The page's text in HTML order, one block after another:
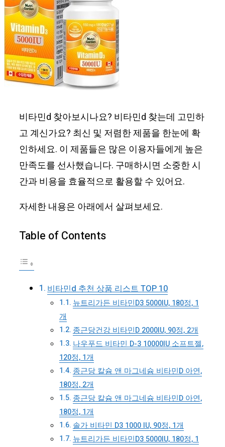
비타민d 찾아보시나요? 비타민d 찾는데 고민하
고 계신가요? 최신 및 저렴한 제품을 한눈에 확
인하세요. 이 제품들은 많은 이용자들에게 높은
만족도를 선사했습니다. 구매하시면 소중한 시
간과 비용을 효율적으로 활용할 수 있어요.
자세한 내용은 아래에서 살펴보세요.
Table of Contents
비타민d 추천 상품 리스트 TOP 10
뉴트리가든 비타민D3 5000IU, 180정, 1
개
종근당건강 비타민D 2000IU, 90정, 2개
나우푸드 비타민 D-3 10000IU 소프트젤,
120정, 1개
종근당 칼슘 앤 마그네슘 비타민D 아연,
180정, 2개
종근당 칼슘 앤 마그네슘 비타민D 아연,
180정, 1개
솔가 비타민 D3 1000 IU, 90정, 1개
뉴트리가든 비타민D3 5000IU, 180정, 1